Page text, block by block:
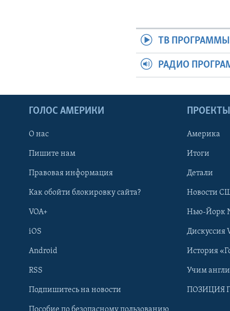
Learning English
ТВ ПРОГРАММЫ
РАДИО
ГОЛОС АМЕРИКИ
О нас
Пишите нам
Правовая информация
Как обойти блокировку сайта?
VOA+
iOS
Android
RSS
Подпишитесь на новости
ПРОЕКТЫ
Америка
Итоги
Детали
Новости
Нью-Йорк
Дискуссия
История
Учим
ПОЗИЦИЯ